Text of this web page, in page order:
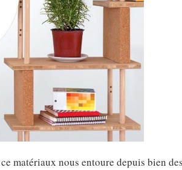
matériaux nous entoure depuis bien